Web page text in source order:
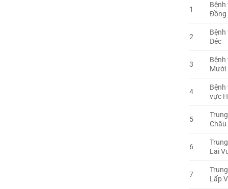
1
Bệnh
Đồng
2
Bệnh
Đéc
3
Bệnh
Mười
4
Bệnh
vực
5
Châu
6
Lai
7
Lấp